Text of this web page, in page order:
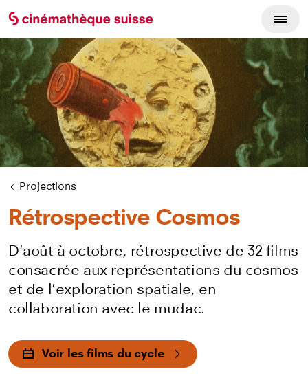
Projections
Rétrospective Cosmos
D'août à octobre, rétrospective de 32 films
consacrée aux représentations du cosmos
et de l'exploration spatiale, en
collaboration avec le mudac.
Voir les films du cycle